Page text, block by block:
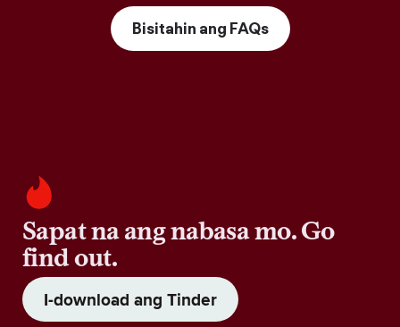
Bisitahin ang FAQs
Sapat na ang nabasa mo. Go
find out.
I-download ang Tinder